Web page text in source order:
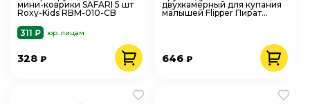
мини-коврики SAFARI 5 шт
Roxy-Kids RBM-010-CB
311 ₽
юр. лицам
328 ₽
двухкамерный для купания
малышей Flipper Пират
646₽